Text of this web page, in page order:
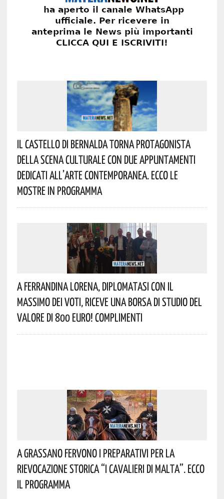
Il Castello Di Bernalda Torna Protagonista
Della Scena Culturale Con Due Appuntamenti
Dedicati All’arte Contemporanea. Ecco Le
Mostre In Programma
A Ferrandina Lorena, Diplomatasi Con Il
Massimo Dei Voti, Riceve Una Borsa Di Studio Del
Valore Di 800 Euro! Complimenti
A Grassano Fervono I Preparativi Per La
Rievocazione Storica “I CAVALIERI DI MALTA”. Ecco
Il Programma